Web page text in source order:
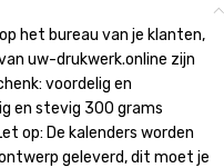
het bureau van je klanten,
uw-drukwerk.online zijn
voordelig en
en stevig 300 grams
op: De kalenders worden
geleverd, dit moet je